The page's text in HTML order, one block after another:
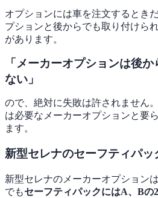
オプションには車を注文するとき
プションと後からでも取り付けら
があります。
「メーカーオプションは後
ない」
ので、絶対に失敗は許されません
は必要なメーカーオプションと要
ます。
新型セレナのセーフティパッ
新型セレナのメーカーオプション
でもセーフティパックにはA、Bの